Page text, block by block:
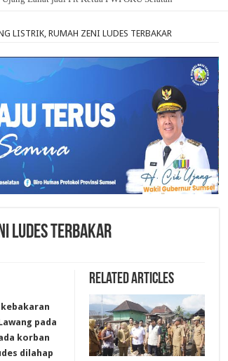
LISTRIK, RUMAH ZENI LUDES TERBAKAR
LUDES TERBAKAR
Related Articles
kebakaran
pada
korban
dilahap